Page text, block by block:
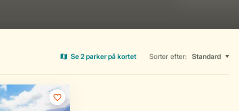
Se 2 parker på kortet Sorter efter: